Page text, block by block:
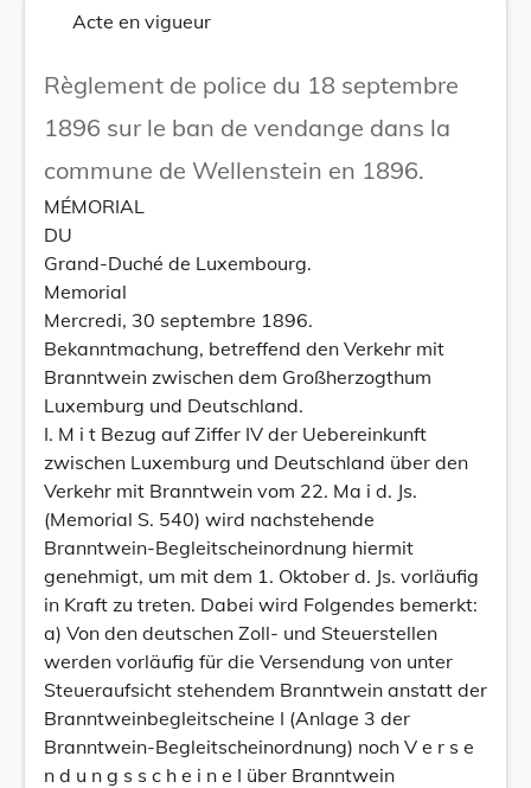
Acte en vigueur
Règlement de police du 18 septembre
1896 sur le ban de vendange dans la
commune de Wellenstein en 1896.
MÉMORIAL
DU
Grand-Duché de Luxembourg.
Memorial
Mercredi, 30 septembre 1896.
Bekanntmachung, betreffend den Verkehr mit
Branntwein zwischen dem Großherzogthum
Luxemburg und Deutschland.
I. M i t Bezug auf Ziffer IV der Uebereinkunft
zwischen Luxemburg und Deutschland über den
Verkehr mit Branntwein vom 22. Ma i d. Js.
(Memorial S. 540) wird nachstehende
Branntwein-Begleitscheinordnung hiermit
genehmigt, um mit dem 1. Oktober d. Js. vorläufig
in Kraft zu treten. Dabei wird Folgendes bemerkt:
a) Von den deutschen Zoll- und Steuerstellen
werden vorläufig für die Versendung von unter
Steueraufsicht stehendem Branntwein anstatt der
Branntweinbegleitscheine I (Anlage 3 der
Branntwein-Begleitscheinordnung) noch V e r s e
n d u n g s s c h e i n e I über Branntwein